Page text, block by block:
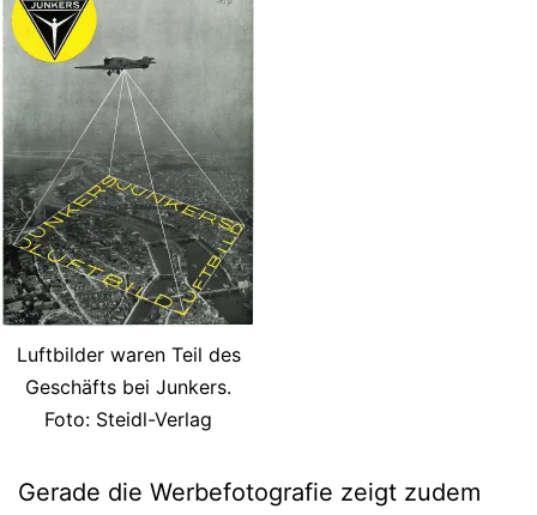
Luftbilder waren Teil des
Geschäfts bei Junkers.
Foto: Steidl-Verlag
Gerade die Werbefotografie zeigt zudem